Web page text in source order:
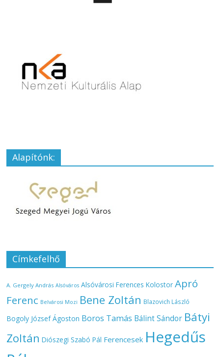
Alapítónk:
Címkefelhő
A. Gergely András Alsóváros Alsóvárosi Ferences Kolostor Apró
Ferenc Belvárosi Mozi Bene Zoltán Blazovich László
Bogoly József Ágoston Boros Tamás Bálint Sándor Bátyi
Zoltán Diószegi Szabó Pál Ferencesek Hegedűs